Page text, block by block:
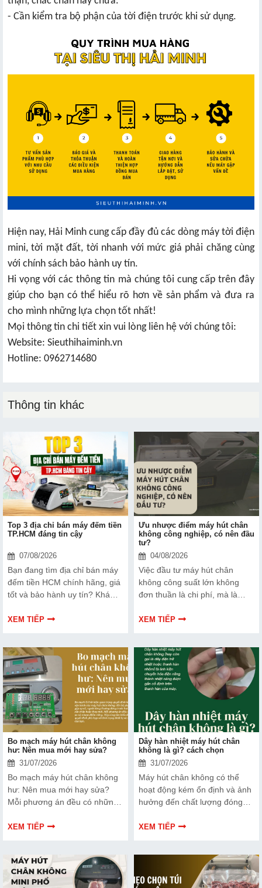
- Cần kiểm tra bộ phận của tời điện trước khi sử dụng.
Hiện nay, Hải Minh cung cấp đầy đủ các dòng máy tời điện
mini, tời mặt đất, tời nhanh với mức giá phải chăng cùng
với chính sách bảo hành uy tín.
Hi vọng với các thông tin mà chúng tôi cung cấp trên đây
giúp cho bạn có thể hiểu rõ hơn về sản phẩm và đưa ra
cho mình những lựa chọn tốt nhất!
Mọi thông tin chi tiết xin vui lòng liên hệ với chúng tôi:
Website: Sieuthihaiminh.vn
Hotline: 0962714680
Thông tin khác
Top 3 địa chỉ bán máy đếm tiền
TP.HCM đáng tin cậy
07/08/2026
Bạn đang tìm địa chỉ bán máy
đếm tiền HCM chính hãng, giá
tốt và bảo hành uy tín? Khám
nhiều doanh nghiệp, cửa hàng
XEM TIẾP
Ưu nhược điểm máy hút chân
không công nghiệp, có nên đầu
tư?
04/08/2026
Việc đầu tư máy hút chân
không công suất lớn không
đơn thuần là chi phí, mà là
sản phẩm và nâng cao vị thế
điểm của thiết bị này để có
thêm thông tin và giúp bạn đưa
ra lựa chọn phù hợp, hiệu quả
hơn nhé!
XEM TIẾP
Bo mạch máy hút chân không
hư: Nên mua mới hay sửa?
31/07/2026
Bo mạch máy hút chân không
hư: Nên mua mới hay sửa?
Mỗi phương án đều có những
cùng tìm hiểu để đưa ra quyết
XEM TIẾP
Dây hàn nhiệt máy hút chân
không là gì? cách chọn
31/07/2026
Máy hút chân không có thể
hoạt động kém ổn định và ảnh
hưởng đến chất lượng đóng
Bài viết dưới đây sẽ giúp bạn
XEM TIẾP